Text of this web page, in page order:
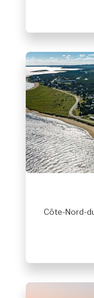
Côte-Nord-